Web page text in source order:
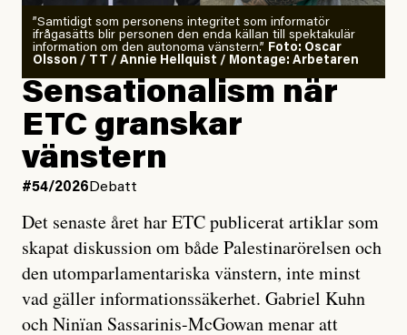
”Samtidigt som personens integritet som informatör
ifrågasätts blir personen den enda källan till spektakulär
information om den autonoma vänstern.” Foto: Oscar
Olsson / TT / Annie Hellquist / Montage: Arbetaren
Sensationalism när
ETC granskar
vänstern
#54/2026 Debatt
Det senaste året har ETC publicerat artiklar som
skapat diskussion om både Palestinarörelsen och
den utomparlamentariska vänstern, inte minst
vad gäller informationssäkerhet. Gabriel Kuhn
och Ninïan Sassarinis-McGowan menar att